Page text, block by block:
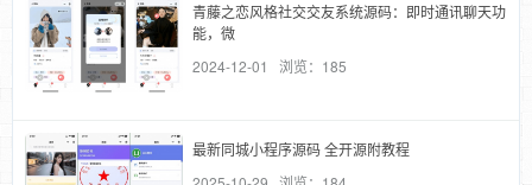
青藤之恋风格社交交友系统源码：即时通讯聊天功
能，微
2024-12-01 浏览：185
最新同城小程序源码 全开源附教程